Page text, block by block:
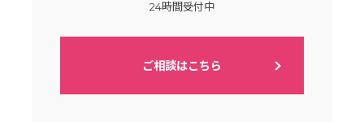
24時間受付中
ご相談はこちら